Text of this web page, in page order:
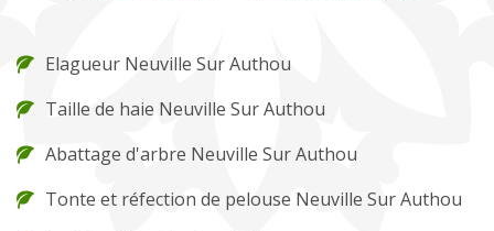
Elagueur Neuville Sur Authou
Taille de haie Neuville Sur Authou
Abattage d'arbre Neuville Sur Authou
Tonte et réfection de pelouse Neuville Sur Authou